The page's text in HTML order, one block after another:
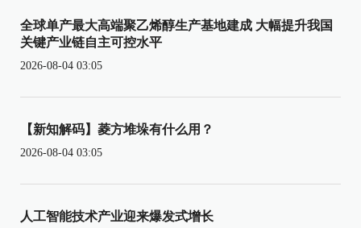
全球单产最大高端聚乙烯醇生产基地建成 大幅提升我国
关键产业链自主可控水平
2026-08-04 03:05
【新知解码】菱方堆垛有什么用？
2026-08-04 03:05
人工智能技术产业迎来爆发式增长